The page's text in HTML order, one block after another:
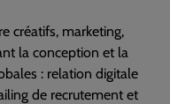
créatifs, marketing,
la conception et la
: relation digitale
de recrutement et